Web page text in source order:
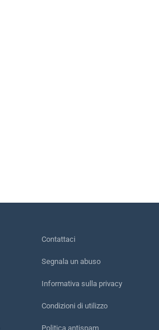
Contattaci
Segnala un abuso
Informativa sulla privacy
Condizioni di utilizzo
Politica antispam